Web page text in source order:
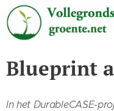
Blueprint
In het DurableCASE-